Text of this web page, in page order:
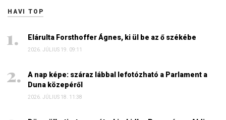
HAVI TOP
Elárulta Forsthoffer Ágnes, ki ül be az ő székébe
2026. JÚLIUS 19. 09:11
A nap képe: száraz lábbal lefotózható a Parlament a
Duna közepéről
2026. JÚLIUS 18. 11:38